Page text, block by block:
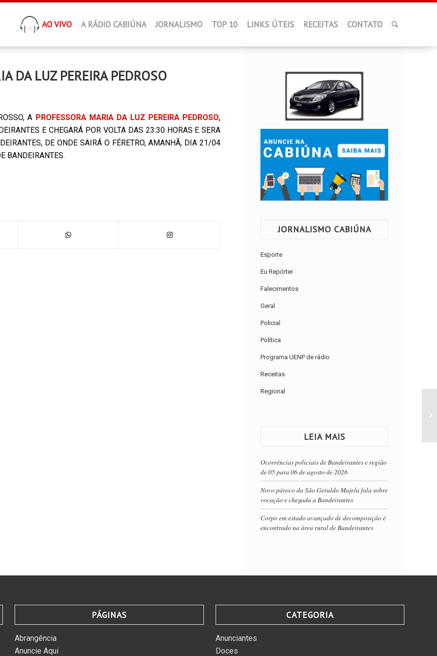
AO VIVO A RÁDIO CABIÚNA JORNALISMO TOP 10 LINKS ÚTEIS RECEITAS CONTATO
DA LUZ PEREIRA PEDROSO
A PROFESSORA MARIA DA LUZ PEREIRA PEDROSO,
E CHEGARÁ POR VOLTA DAS 23:30 HORAS E SERA
DE ONDE SAIRÁ O FÉRETRO, AMANHÃ, DIA 21/04
BANDEIRANTES.
JORNALISMO CABIÚNA
Esporte
Eu Repórter
Falecimentos
Geral
Policial
Política
Programa UENP de rádio
Receitas
Regional
LEIA MAIS
Ocorrências policiais de Bandeirantes e região
de 05 para 06 de agosto de 2026
Novo pároco da São Geraldo Majela fala sobre
vocação e chegada a Bandeirantes
Corpo em estado avançado de decomposição é
encontrado na área rural de Bandeirantes
PÁGINAS
Abrangência
Anuncie Aqui
CATEGORIA
Anunciantes
Doces